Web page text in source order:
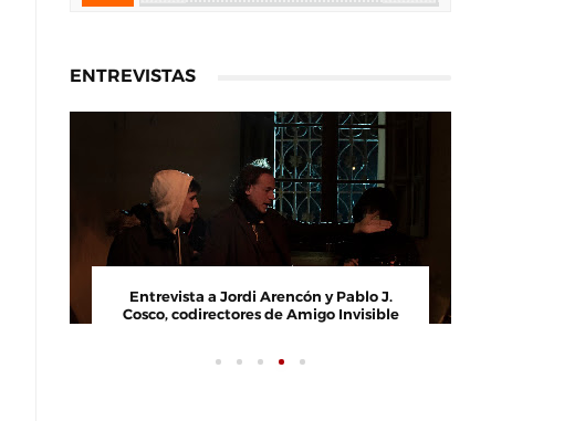
ENTREVISTAS
Entrevista a Paco Arasanz, director y
guionista de Nos Veremos Esta Noche,